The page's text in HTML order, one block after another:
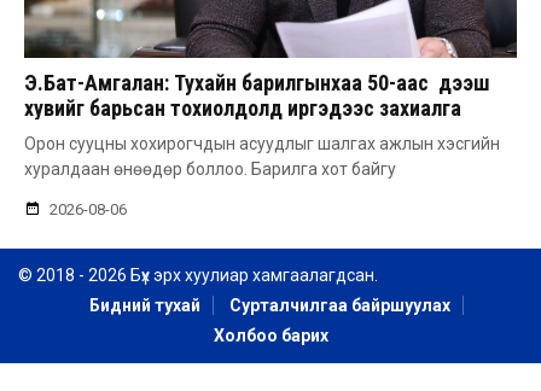
Э.Бат-Амгалан: Тухайн барилгынхаа 50-аас дээш
хувийг барьсан тохиолдолд иргэдээс захиалга
авдаг болгоно
Орон сууцны хохирогчдын асуудлыг шалгах ажлын хэсгийн
хуралдаан өнөөдөр боллоо. Барилга хот байгу
2026-08-06
© 2018 - 2026 Бүх эрх хуулиар хамгаалагдсан.
Бидний тухай
Сурталчилгаа байршуулах
Холбоо барих